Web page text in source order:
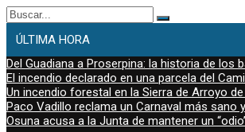
Buscar:
ÚLTIMA HORA
Del Guadiana a Proserpina: la historia de
El incendio declarado en una parcela del
Un incendio forestal en la Sierra de Arroyo
Paco Vadillo reclama un Carnaval más sano
Osuna acusa a la Junta de mantener un